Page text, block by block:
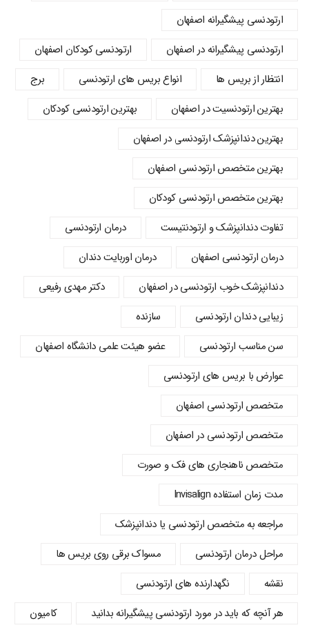
ارتودنسی پیشگیرانه اصفهان
ارتودنسی پیشگیرانه در اصفهان
ارتودنسی کودکان اصفهان
انتظار از بریس ها
انواع بریس های ارتودنسی
برج
بهترین ارتودنسیت در اصفهان
بهترین ارتودنسی کودکان
بهترین دندانپزشک ارتودنسی در اصفهان
بهترین متخصص ارتودنسی اصفهان
بهترین متخصص ارتودنسی کودکان
تفاوت دندانپزشک و ارتودنتیست
درمان ارتودنسی
درمان ارتودنسی اصفهان
درمان اوربایت دندان
دندانپزشک خوب ارتودنسی در اصفهان
دکتر مهدی رفیعی
زیبایی دندان ارتودنسی
سازنده
سن مناسب ارتودنسی
عضو هیئت علمی دانشگاه اصفهان
عوارض با بریس های ارتودنسی
متخصص ارتودنسی اصفهان
متخصص ارتودنسی در اصفهان
متخصص ناهنجاری های فک و صورت
مدت زمان استفاده Invisalign
مراجعه به متخصص ارتودنسی یا دندانپزشک
مراحل درمان ارتودنسی
مسواک برقی روی بریس ها
نقشه
نگهدارنده های ارتودنسی
هر آنچه که باید در مورد ارتودنسی پیشگیرانه بدانید
کامیون